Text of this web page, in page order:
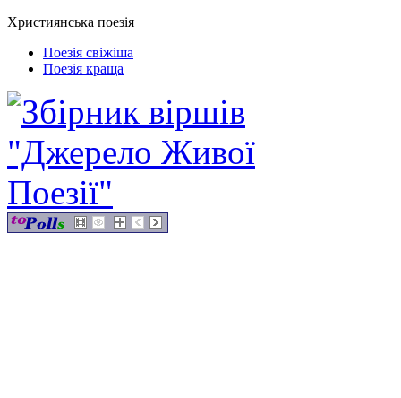
Християнська поезія
Поезія свіжіша
Поезія краща